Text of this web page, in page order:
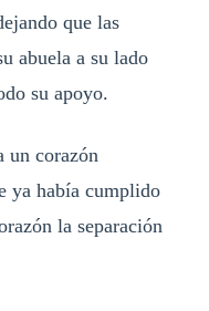
que las
abuela a su lado
su apoyo.
un corazón
ya había cumplido
la separación